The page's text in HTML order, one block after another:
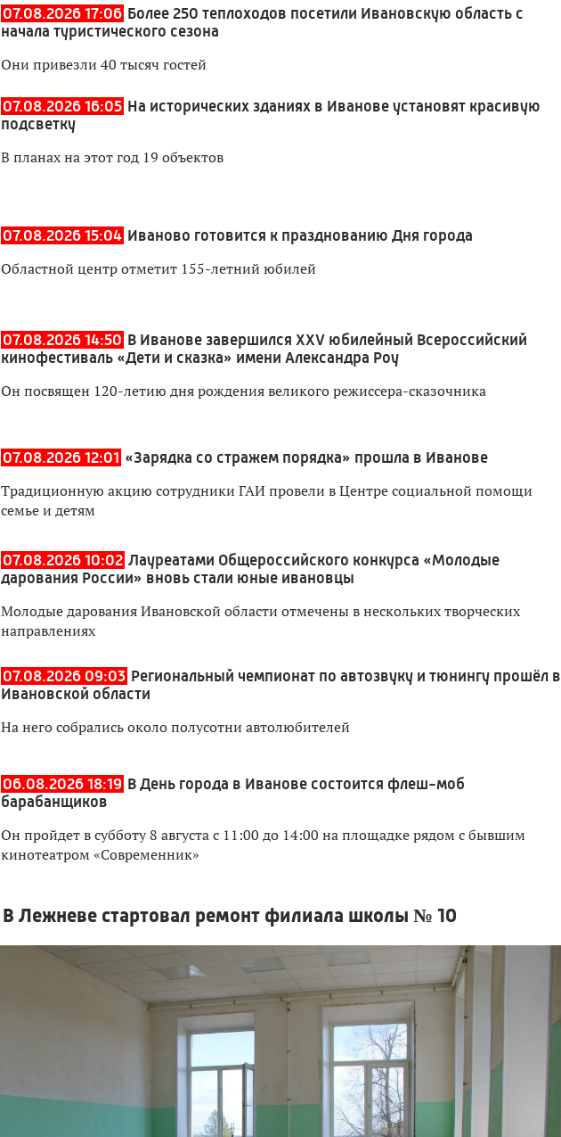
07.08.2026 17:06 Более 250 теплоходов посетили Ивановскую область с
начала туристического сезона
Они привезли 40 тысяч гостей
07.08.2026 16:05 На исторических зданиях в Иванове установят красивую
подсветку
В планах на этот год 19 объектов
07.08.2026 15:04 Иваново готовится к празднованию Дня города
Областной центр отметит 155-летний юбилей
07.08.2026 14:50 В Иванове завершился XXV юбилейный Всероссийский
кинофестиваль «Дети и сказка» имени Александра Роу
Он посвящен 120-летию дня рождения великого режиссера-сказочника
07.08.2026 12:01 «Зарядка со стражем порядка» прошла в Иванове
Традиционную акцию сотрудники ГАИ провели в Центре социальной помощи
семье и детям
07.08.2026 10:02 Лауреатами Общероссийского конкурса «Молодые
дарования России» вновь стали юные ивановцы
Молодые дарования Ивановской области отмечены в нескольких творческих
направлениях
07.08.2026 09:03 Региональный чемпионат по автозвуку и тюнингу прошёл в
Ивановской области
На него собрались около полусотни автолюбителей
06.08.2026 18:19 В День города в Иванове состоится флеш-моб
барабанщиков
Он пройдет в субботу 8 августа с 11:00 до 14:00 на площадке рядом с бывшим
кинотеатром «Современник»
В Лежневе стартовал ремонт филиала школы № 10